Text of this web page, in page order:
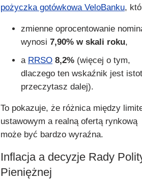
pożyczka gotówkowa VeloBanku,
zmienne oprocentowanie
wynosi 7,90% w skali roku,
a RRSO 8,2% (więcej o tym,
dlaczego ten wskaźnik jest
przeczytasz dalej).
To pokazuje, że różnica między
ustawowym a realną ofertą rynkową
może być bardzo wyraźna.
Inflacja a decyzje Rady
Pieniężnej